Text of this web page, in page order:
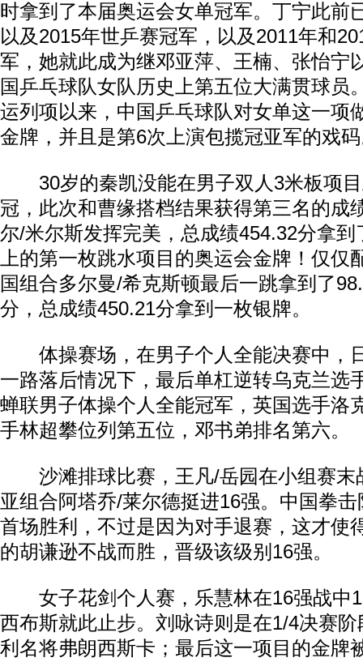
时拿到了本届奥运会女单冠军。丁宁此前
以及2015年世乒赛冠军，以及2011年和
军，她就此成为继邓亚萍、王楠、张怡宁
国乒乓球队女队历史上第五位大满贯球员
运列项以来，中国乒乓球队对女单这一项
金牌，并且是第6次上演包揽冠亚军的戏
30岁的秦凯没能在男子双人3米板项目
冠，此次和曹缘搭档结果获得第三名的成
尔/米尔斯发挥完美，总成绩454.32分拿
上的第一枚跳水项目的奥运会金牌！仅仅
国组合多尔曼/希克斯顿最后一跳拿到了
分，总成绩450.21分拿到一枚银牌。
体操赛场，在男子个人全能决赛中，
一路落后情况下，最后单杠逆转乌克兰选
蝉联男子体操个人全能冠军，英国选手洛
手林超攀位列第五位，邓书弟排名第六。
沙滩排球比赛，王凡/岳园在小组赛末
亚组合阿塔乔/莱尔德挺进16强。中国拳
首场胜利，不过是因为对手退赛，这才使
的胡谦逊不战而胜，晋级该级别16强。
女子花剑个人赛，乐慧林在16强战中
西布斯就此止步。刘咏诗则是在1/4决赛
利名将弗朗西斯卡；最后这一项目的金牌